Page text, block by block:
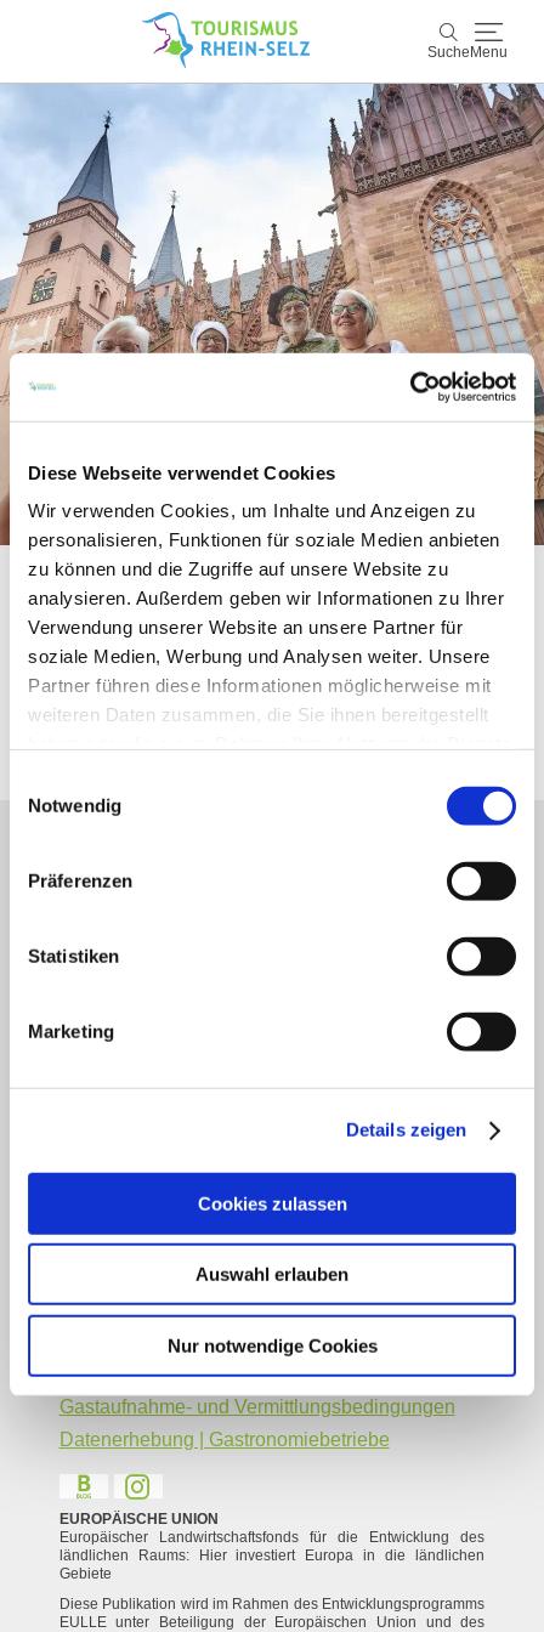
Diese Webseite verwendet Cookies
Wir verwenden Cookies, um Inhalte und Anzeigen zu
personalisieren, Funktionen für soziale Medien anbieten
zu können und die Zugriffe auf unsere Website zu
analysieren. Außerdem geben wir Informationen zu Ihrer
Verwendung unserer Website an unsere Partner für
soziale Medien, Werbung und Analysen weiter. Unsere
Partner führen diese Informationen möglicherweise mit
weiteren Daten zusammen, die Sie ihnen bereitgestellt
Notwendig
Präferenzen
Statistiken
Marketing
Details zeigen
Cookies zulassen
Auswahl erlauben
Nur notwendige Cookies
Suche Menu
Suche
Entdecken & Erleben
Wein & Genuss
Kultur & Events
Startseite Entdecken & Erleben Gästeführungen
Auf historischen Pfaden
durch Oppenheim
Sie benötigen weitere Informationen? Wir helfen
Barrierefreiheitserklärung
Service
Veranstaltung einreichen
Vermieter Log-in
Gastaufnahme- und Vermittlungsbedingungen
Datenerhebung | Gastronomiebetriebe
EUROPÄISCHE UNION
Europäischer Landwirtschaftsfonds für die Entwicklung des
ländlichen Raums: Hier investiert Europa in die ländlichen
Gebiete
Diese Publikation wird im Rahmen des Entwicklungsprogramms
EULLE unter Beteiligung der Europäischen Union und des